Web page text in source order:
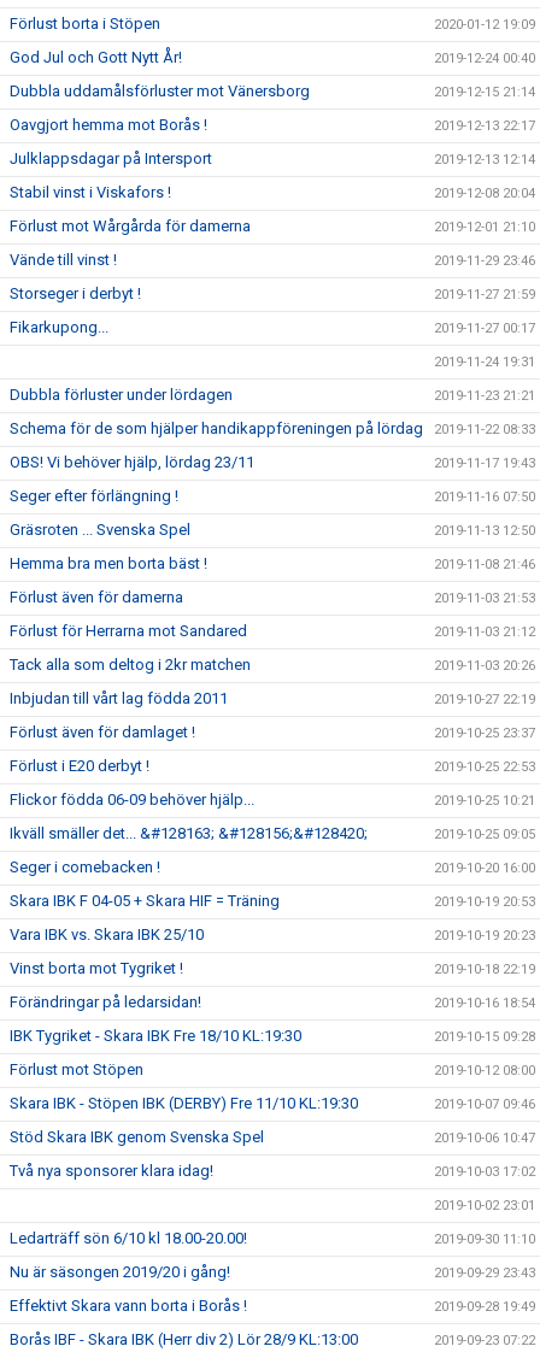
Förlust borta i Stöpen 2020-01-12 19:09
God Jul och Gott Nytt År! 2019-12-24 00:40
Dubbla uddamålsförluster mot Vänersborg 2019-12-15 21:14
Oavgjort hemma mot Borås ! 2019-12-13 22:17
Julklappsdagar på Intersport 2019-12-13 12:14
Stabil vinst i Viskafors ! 2019-12-08 20:04
Förlust mot Wårgårda för damerna 2019-12-01 21:10
Vände till vinst ! 2019-11-29 23:46
Storseger i derbyt ! 2019-11-27 21:59
Fikarkupong... 2019-11-27 00:17
2019-11-24 19:31
Dubbla förluster under lördagen 2019-11-23 21:21
Schema för de som hjälper handikappföreningen på lördag 2019-11-22 08:33
OBS! Vi behöver hjälp, lördag 23/11 2019-11-17 19:43
Seger efter förlängning ! 2019-11-16 07:50
Gräsroten ... Svenska Spel 2019-11-13 12:50
Hemma bra men borta bäst ! 2019-11-08 21:46
Förlust även för damerna 2019-11-03 21:53
Förlust för Herrarna mot Sandared 2019-11-03 21:12
Tack alla som deltog i 2kr matchen 2019-11-03 20:26
Inbjudan till vårt lag födda 2011 2019-10-27 22:19
Förlust även för damlaget ! 2019-10-25 23:37
Förlust i E20 derbyt ! 2019-10-25 22:53
Flickor födda 06-09 behöver hjälp... 2019-10-25 10:21
Ikväll smäller det... &#128163; &#128156;&#128420; 2019-10-25 09:05
Seger i comebacken ! 2019-10-20 16:00
Skara IBK F 04-05 + Skara HIF = Träning 2019-10-19 20:53
Vara IBK vs. Skara IBK 25/10 2019-10-19 20:23
Vinst borta mot Tygriket ! 2019-10-18 22:19
Förändringar på ledarsidan! 2019-10-16 18:54
IBK Tygriket - Skara IBK Fre 18/10 KL:19:30 2019-10-15 09:28
Förlust mot Stöpen 2019-10-12 08:00
Skara IBK - Stöpen IBK (DERBY) Fre 11/10 KL:19:30 2019-10-07 09:46
Stöd Skara IBK genom Svenska Spel 2019-10-06 10:47
Två nya sponsorer klara idag! 2019-10-03 17:02
2019-10-02 23:01
Ledarträff sön 6/10 kl 18.00-20.00! 2019-09-30 11:10
Nu är säsongen 2019/20 i gång! 2019-09-29 23:43
Effektivt Skara vann borta i Borås ! 2019-09-28 19:49
Borås IBF - Skara IBK (Herr div 2) Lör 28/9 KL:13:00 2019-09-23 07:22